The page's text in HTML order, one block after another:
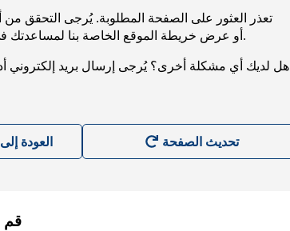
تعذر العثور على الصفحة المطلوبة. يُرجى التحقق من
URL، أو عرض خريطة الموقع الخاصة بنا لمساعدتك في العثور على ما تريد.
هل لديك أي مشكلة أخرى؟ يُرجى إرسال بريد إلكتروني
العودة
قم